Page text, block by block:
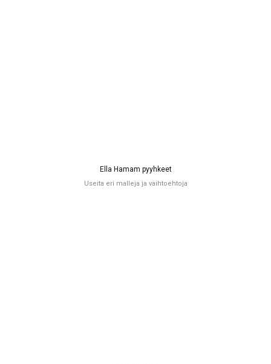
Ella Hamam pyyhkeet
Useita eri malleja ja vaihtoehtoja